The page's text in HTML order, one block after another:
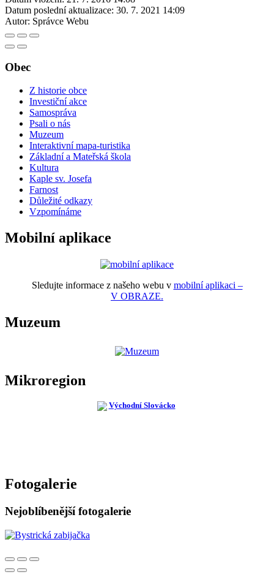
Datum poslední aktualizace: 30. 7. 2021 14:09
Autor: Správce Webu
Obec
Z historie obce
Investiční akce
Samospráva
Psali o nás
Muzeum
Interaktivní mapa-turistika
Základní a Mateřská škola
Kultura
Kaple sv. Josefa
Farnost
Důležité odkazy
Vzpomínáme
Mobilní aplikace
Sledujte informace z našeho webu v mobilní aplikaci –
V OBRAZE.
Muzeum
Mikroregion
Fotogalerie
Nejoblíbenější fotogalerie